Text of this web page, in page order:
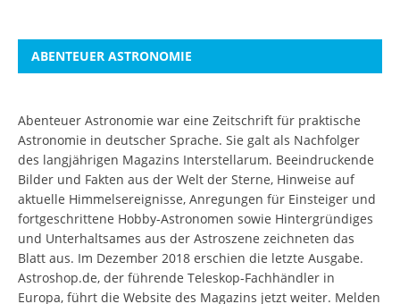
ABENTEUER ASTRONOMIE
Abenteuer Astronomie war eine Zeitschrift für praktische
Astronomie in deutscher Sprache. Sie galt als Nachfolger
des langjährigen Magazins Interstellarum. Beeindruckende
Bilder und Fakten aus der Welt der Sterne, Hinweise auf
aktuelle Himmelsereignisse, Anregungen für Einsteiger und
fortgeschrittene Hobby-Astronomen sowie Hintergründiges
und Unterhaltsames aus der Astroszene zeichneten das
Blatt aus. Im Dezember 2018 erschien die letzte Ausgabe.
Astroshop.de, der führende Teleskop-Fachhändler in
Europa, führt die Website des Magazins jetzt weiter. Melden